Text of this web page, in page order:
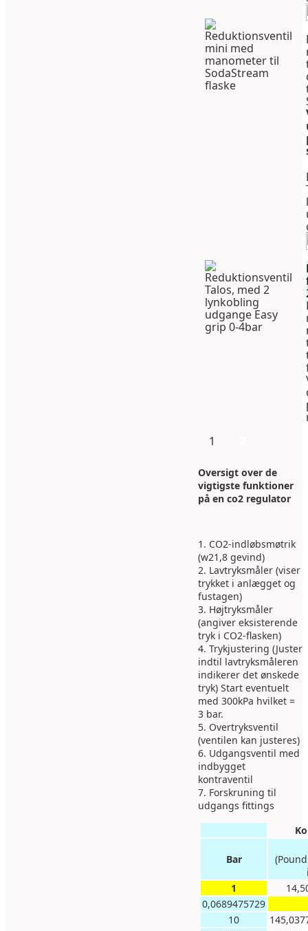
1
Oversigt over de
vigtigste funktioner
på en co2 regulator
1. CO2-indløbsmøtrik
(w21,8 gevind)
2. Lavtryksmåler (viser
trykket i anlægget og
fustagen)
3. Højtryksmåler
(angiver eksisterende
tryk i CO2-flasken)
4. Trykjustering (Juster
indtil lavtryksmåleren
indikerer det ønskede
tryk) Start eventuelt
med 300kPa hvilket =
3 bar.
5. Overtryksventil
(ventilen kan justeres)
6. Udgangsventil med
indbygget
kontraventil
7. Forskruning til
udgangs fittings
Bar
1
0,0689475729
10